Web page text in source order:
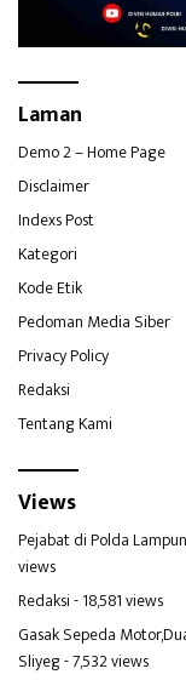
Laman
Demo 2 – Home Page
Disclaimer
Indexs Post
Kategori
Kode Etik
Pedoman Media Siber
Privacy Policy
Redaksi
Tentang Kami
Views
Pejabat di Polda
views
Redaksi- 18,581 views
Gasak Sepeda
Sliyeg- 7,532 views